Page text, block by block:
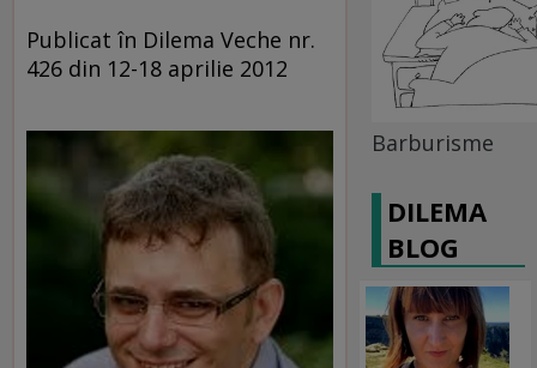
Publicat în Dilema Veche nr.
426 din 12-18 aprilie 2012
Barburisme
DILEMA
BLOG